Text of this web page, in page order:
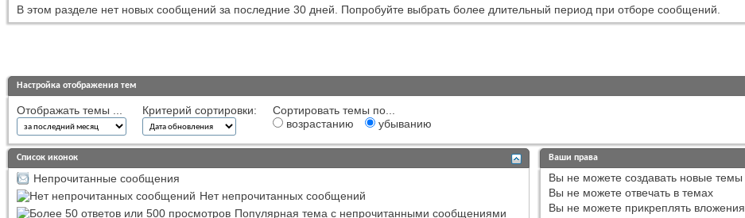
В этом разделе нет новых сообщений за последние 30 дней. Попробуйте выбрать более длительный период при отборе сообщений.
Настройка отображения тем
Отображать темы ... Критерий сортировки:
Сортировать темы по...
возрастанию
убыванию
Список иконок
Непрочитанные сообщения
Нет непрочитанных сообщений
Популярная тема с непрочитанными сообщениями
Ваши права
Вы не можетесоздавать новые темы
Вы не можетеотвечать в темах
Вы не можетеприкреплять вложения